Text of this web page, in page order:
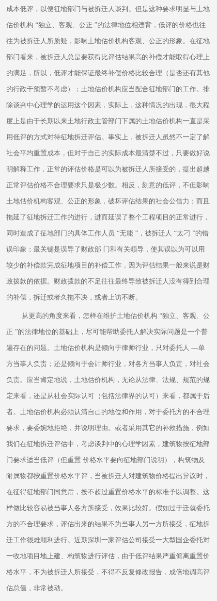
成本低评，以便征地部门与被拆迁人谈判。但是这种要求明显与土地
估价机构 “独立、客观、公正 ”的法律地位相违背，低评的价格也往
往为被拆迁人所质疑，影响土地估价机构客观、公正的形象。在征地
部门看来，被拆迁人总是要获得比评估结果高的补偿才能取得心理上
的满足，所以，低评才能保证最终补偿价格比较合理（是否还有其他
的行政干预暂不考虑）；土地估价机构应当配合征地部门的工作。排
除谈判中心理学的运用这个因素，实际上，这种情况的出现，很大程
度上是由于长期以来土地行政主管部门下属的土地估价机构一直是采
用低评的方式对待征地拆迁评估。事实上，被拆迁人虽然不一定了解
社会平均重置成本，但对于自己的实际成本最清楚不过，只要做好说
明解释工作，正常的评估价格是可以为被拆迁人所接受的，提出超越
正常评估价格不合理要求只是极少数。相反，刻意的低评，不但影响
土地估价机构客观、公正的形象，破坏评估结果的社会公信力；而且
拖延了征地拆迁工作的进行，进而延误了整个工程项目的正常进行，
同时造成了征地部门的具体工作人员 “无能 ”，被拆迁人 “太刁 ”的错
误印象；最关键是误导了财政部 门和有关领导，使其误以为可以用
较少的补偿款完成征地项目的补偿工作，因为评估结果一般来说是财
政拨款的依据。财政拨款的不足往往最终导致被拆迁人没有得到合理
的补偿，拆迁或者久拖不决，或者上访不断。
从更高的角度来看，怎样在维护土地估价机构 “独立、客观、公
正 ”的法律地位的基础上，尽可能帮助委托人解决实际问题是一个普
遍存在的问题。土地估价机构是倾向于律师行业，只对委托人 —单
方当事人负责；还是倾向于会计师行业，对各方当事人负责，对社会
负责。应当肯定地说，土地估价机构，无论从法律、法规、规范的规
定来看，还是从社会实际认可（包括法律界的认可）来看，都属于后
者。土地估价机构必须认清自己的地位和作用，对于委托方的不合理
要求，要委婉地拒绝，并说明理由。或者采用其它的补救措施，例如
我们在征地拆迁评估中，考虑谈判中的心理学因素，建筑物按征地部
门要求适当低评（但重置 价格水平要向征地部门说明），构筑物及
附属物都按重置价格水平评，当被拆迁人对建筑物价格提出异议时，
在征得征地部门同意后，按不超过重置价格水平的标准予以调整。这
样做比较容易被当事人各方所接受，效果比较好。假如过于迁就委托
方的不合理要求，评估出来的结果不为当事人另一方所接受，征地拆
迁工作很难顺利进行。近期深圳一家评估公司接受一大型国企委托对
一收地项目地上建、构筑物进行评估，由于低评结果严重偏离重置价
格水平，不为被拆迁人所接受，不得不反复修改报告，成倍地调高评
估总值，非常被动。